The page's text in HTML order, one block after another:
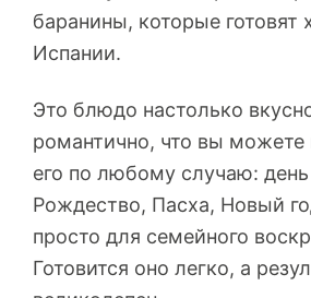
баранины, которые готовят
Испании.
Это блюдо настолько
романтично, что вы можете
его по любому случаю:
Рождество, Пасха, Новый
просто для семейного
Готовится оно легко, а